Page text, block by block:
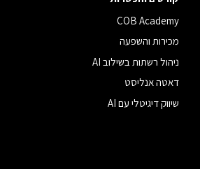
COB Academy
מכירות והשפעה
ניהול רשתות בשילוב AI
דאטה אנליסט
שיווק דיגיטלי עם AI